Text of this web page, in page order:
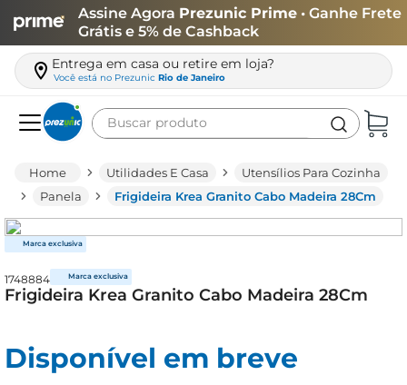
Assine Agora Prezunic Prime • Ganhe Frete
Grátis e 5% de Cashback
Entrega em casa ou retire em loja?
Você está no Prezunic Rio de Janeiro
Buscar produto
Utilidades E Casa
Utensílios Para Cozinha
Panela
Frigideira Krea Granito Cabo Madeira 28Cm
1748884
Frigideira Krea Granito Cabo Madeira 28Cm
Disponível em breve
leite
café
queijo
arroz